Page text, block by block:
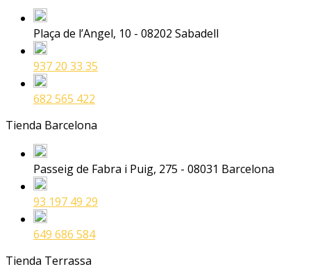
Plaça de l’Angel, 10 - 08202 Sabadell
937 20 33 35
682 565 422
Tienda Barcelona
Passeig de Fabra i Puig, 275 - 08031 Barcelona
93 197 49 29
649 686 584
Tienda Terrassa